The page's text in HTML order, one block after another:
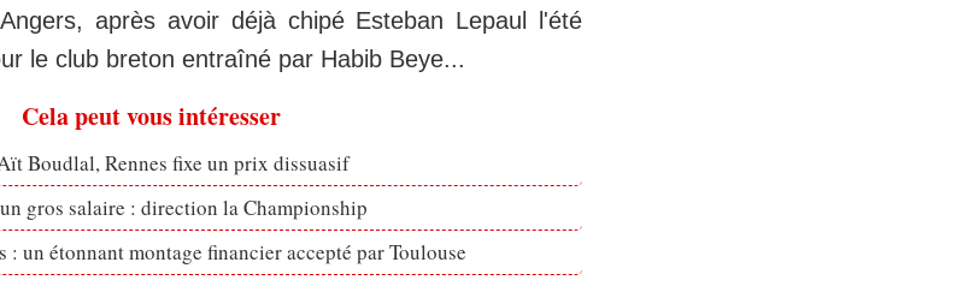
après avoir déjà chipé Esteban Lepaul l'été
le club breton entraîné par Habib Beye...
Cela peut vous intéresser
Boudlal, Rennes fixe un prix dissuasif
gros salaire : direction la Championship
: un étonnant montage financier accepté par Toulouse